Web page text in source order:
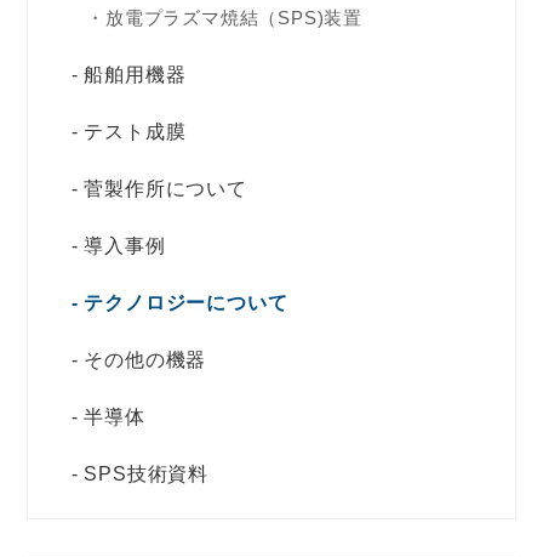
放電プラズマ焼結（SPS)装置
船舶用機器
テスト成膜
菅製作所について
導入事例
テクノロジーについて
その他の機器
半導体
SPS技術資料